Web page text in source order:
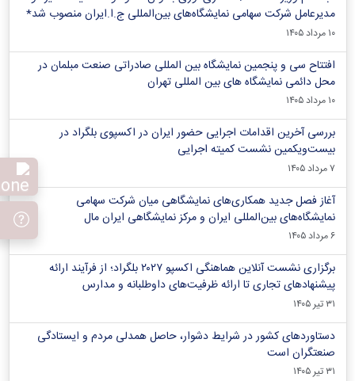
مدیرعامل شرکت سهامی نمایشگاه‌های بین‌المللی ج.ا.ایران منصوب شد*
۱۰ مرداد ۱۴۰۵
افتتاح سی و پنجمین نمایشگاه بین المللی صادراتی صنعت مبلمان در
محل دائمی نمایشگاه های بین المللی تهران
۱۰ مرداد ۱۴۰۵
بررسی آخرین اقدامات اجرایی حضور ایران در اکسپوی بلگراد در
بیست‌ویکمین نشست کمیته اجرایی
۷ مرداد ۱۴۰۵
آغاز فصل جدید همکاری‌های نمایشگاهی میان شرکت سهامی
نمایشگاه‌های بین‌المللی ایران و مرکز نمایشگاهی ایران‌ مال
۶ مرداد ۱۴۰۵
برگزاری نشست آنلاین هماهنگی اکسپو ۲۰۲۷ بلگراد؛ از فرآیند ارائه
پیشنهادهای تجاری تا ارائه ظرفیت‌های داوطلبانه و مدارس
۳۱ تیر ۱۴۰۵
دستاوردهای کشور در شرایط دشوار، حاصل همدلی مردم و ایستادگی
صنعتگران است
۳۱ تیر ۱۴۰۵